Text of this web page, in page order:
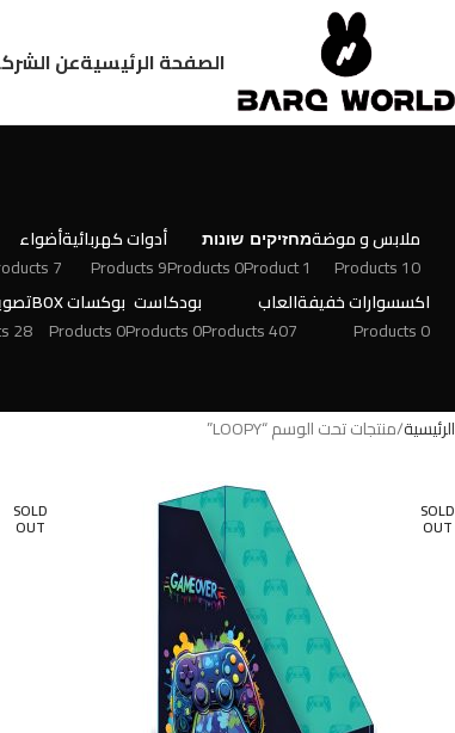
الصفحة الرئيسيةعن
ملابس و موضة
10 Products
מחזיקים
1 Product
שונות
0 Products
أدوات كهربائية
9 Products
أضواء
7 Products
اكسسوارات خفيفة
0 Products
العاب
407 Products
بودكاست
0 Products
بوكسات BOX
0 Products
28 Products
الرئيسية منتجات تحت الوسم “LOOPY”
SOLD
OUT
SOLD
OUT